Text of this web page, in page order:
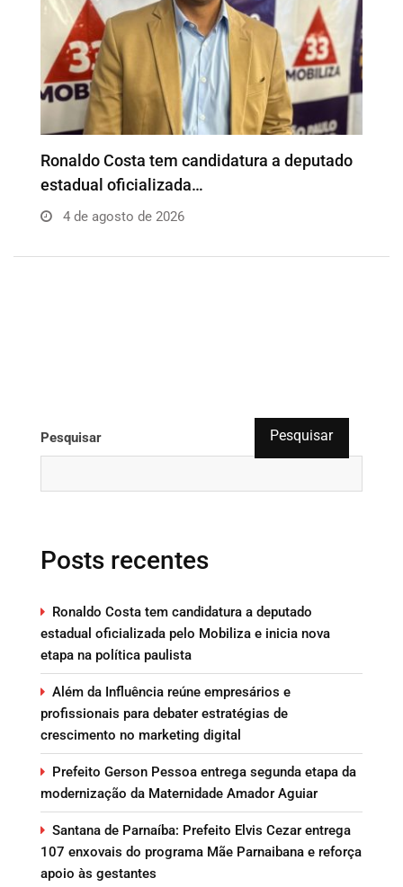
Além da Influência reúne empresários e
profissionais para…
4 de agosto de 2026
Pesquisar Pesquisar
Posts recentes
Ronaldo Costa tem candidatura a deputado
estadual oficializada pelo Mobiliza e inicia nova
etapa na política paulista
Além da Influência reúne empresários e
profissionais para debater estratégias de
crescimento no marketing digital
Prefeito Gerson Pessoa entrega segunda etapa da
modernização da Maternidade Amador Aguiar
Santana de Parnaíba: Prefeito Elvis Cezar entrega
107 enxovais do programa Mãe Parnaibana e reforça
apoio às gestantes